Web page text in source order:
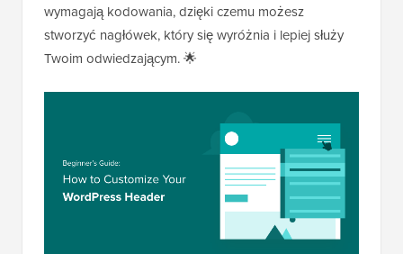
wymagają kodowania, dzięki czemu możesz
stworzyć nagłówek, który się wyróżnia i lepiej służy
Twoim odwiedzającym. 🌟